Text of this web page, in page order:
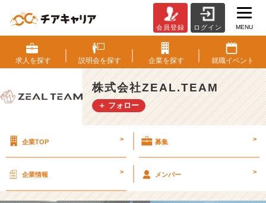
本
社
情
報】
Z
E
E
専
会員登録 ログイン MENU
求人を探す 説明会を探す 企業を探す 就職イベント
株式会社ZEAL.TEAM
＋ フォロー
企業TOP > 募集 >
企業情報 > メンバー >